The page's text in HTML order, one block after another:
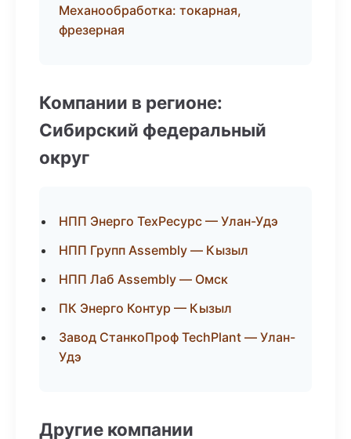
Механообработка: токарная,
фрезерная
Компании в регионе:
Сибирский федеральный
округ
НПП Энерго ТехРесурс — Улан-Удэ
НПП Групп Assembly — Кызыл
НПП Лаб Assembly — Омск
ПК Энерго Контур — Кызыл
Завод СтанкоПроф TechPlant — Улан-
Удэ
Другие компании